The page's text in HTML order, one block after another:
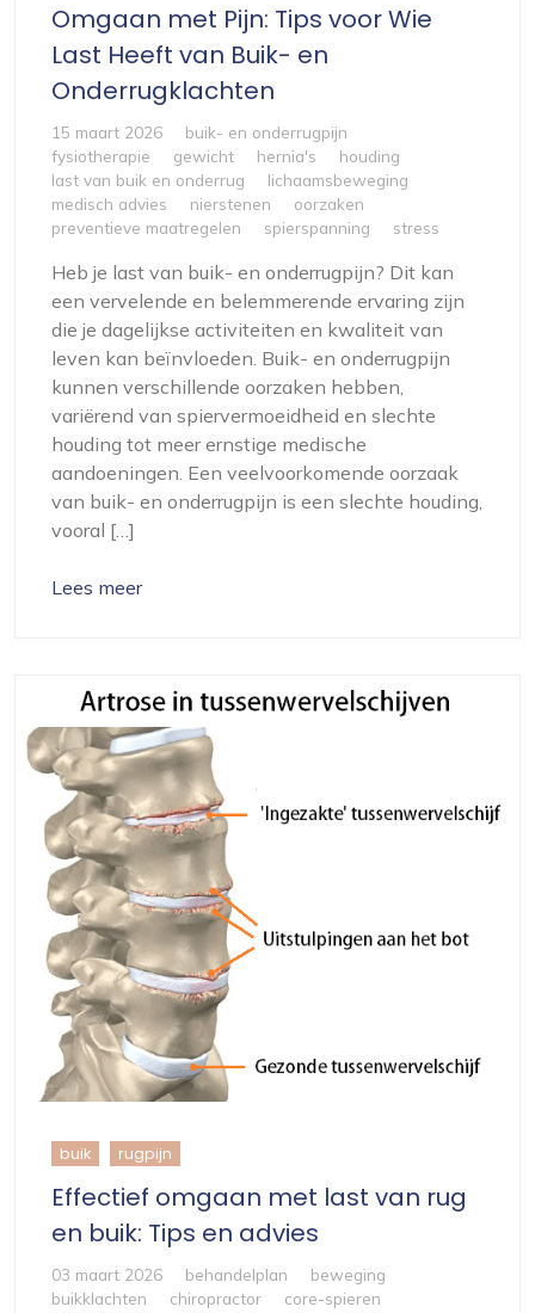
Omgaan met Pijn: Tips voor Wie
Last Heeft van Buik- en
Onderrugklachten
15 maart 2026
buik- en onderrugpijn
fysiotherapie
gewicht hernia's
houding
last van buik en onderrug
lichaamsbeweging
medisch advies
nierstenen
oorzaken
preventieve maatregelen
spierspanning stress
Heb je last van buik- en onderrugpijn? Dit kan
een vervelende en belemmerende ervaring zijn
die je dagelijkse activiteiten en kwaliteit van
leven kan beïnvloeden. Buik- en onderrugpijn
kunnen verschillende oorzaken hebben,
variërend van spiervermoeidheid en slechte
houding tot meer ernstige medische
aandoeningen. Een veelvoorkomende oorzaak
van buik- en onderrugpijn is een slechte houding,
vooral […]
Lees meer
buik rugpijn
Effectief omgaan met last van rug
en buik: Tips en advies
03 maart 2026 behandelplan
beweging
buikklachten
chiropractor
core-spieren